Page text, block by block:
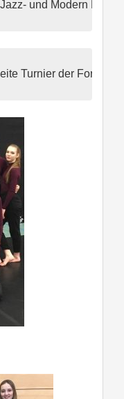
und Modern
Turnier der